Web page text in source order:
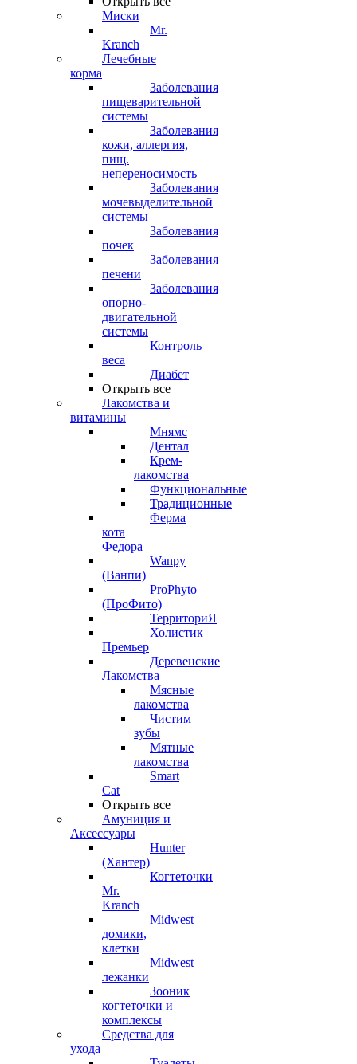
Миски
Mr.
Kranch
Лечебные
корма
Заболевания
пищеварительной
системы
Заболевания
кожи, аллергия,
пищ.
непереносимость
Заболевания
мочевыделительной
системы
Заболевания
почек
Заболевания
печени
Заболевания
опорно-
двигательной
системы
Контроль
веса
Диабет
Открыть все
Лакомства и
витамины
Мнямс
Дентал
Крем-
лакомства
Функциональные
Традиционные
Ферма
кота
Федора
Wanpy
(Ванпи)
ProPhyto
(ПроФито)
ТерриториЯ
Холистик
Премьер
Деревенские
Лакомства
Мясные
лакомства
Чистим
зубы
Мятные
лакомства
Smart
Cat
Открыть все
Амуниция и
Аксессуары
Hunter
(Хантер)
Когтеточки
Mr.
Kranch
Midwest
домики,
клетки
Midwest
лежанки
Зооник
когтеточки и
комплексы
Средства для
ухода